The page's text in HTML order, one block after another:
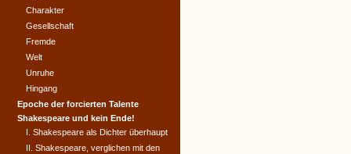
Charakter
Gesellschaft
Fremde
Welt
Unruhe
Hingang
Epoche der forcierten Talente
Shakespeare und kein Ende!
I. Shakespeare als Dichter überhaupt
II. Shakespeare, verglichen mit den